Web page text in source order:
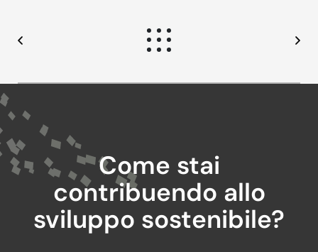
Come stai
contribuendo allo
sviluppo sostenibile?